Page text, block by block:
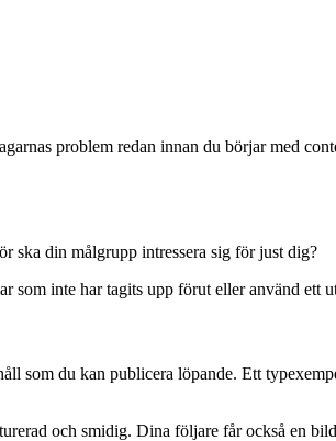
problem redan innan du börjar med
ska din målgrupp intressera sig för just dig?
inte har tagits upp förut eller använd ett
som du kan publicera löpande. Ett
och smidig. Dina följare får också en